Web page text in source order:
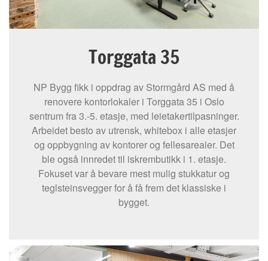
Torggata 35
NP Bygg fikk i oppdrag av Stormgård AS med å
renovere kontorlokaler i Torggata 35 i Oslo
sentrum fra 3.-5. etasje, med leietakertilpasninger.
Arbeidet besto av utrensk, whitebox i alle etasjer
og oppbygning av kontorer og fellesarealer. Det
ble også innredet til iskrembutikk i 1. etasje.
Fokuset var å bevare mest mulig stukkatur og
teglsteinsvegger for å få frem det klassiske i
bygget.